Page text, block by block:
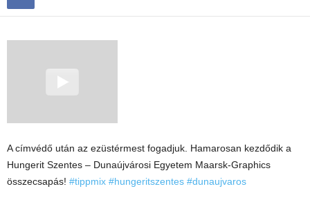
A címvédő után az ezüstérmest fogadjuk. Hamarosan kezdődik a
Hungerit Szentes – Dunaújvárosi Egyetem Maarsk-Graphics
összecsapás! #tippmix #hungeritszentes #dunaujvaros